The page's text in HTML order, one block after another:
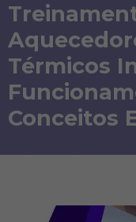
Térmicos
Conceitos